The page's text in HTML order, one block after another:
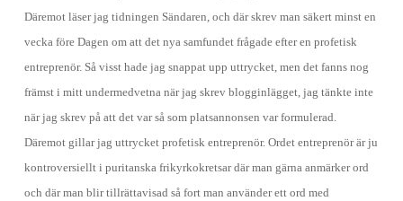
Däremot läser jag tidningen Sändaren, och där skrev man säkert minst en
vecka före Dagen om att det nya samfundet frågade efter en profetisk
entreprenör. Så visst hade jag snappat upp uttrycket, men det fanns nog
främst i mitt undermedvetna när jag skrev blogginlägget, jag tänkte inte
när jag skrev på att det var så som platsannonsen var formulerad.
Däremot gillar jag uttrycket profetisk entreprenör. Ordet entreprenör är ju
kontroversiellt i puritanska frikyrkokretsar där man gärna anmärker ord
och där man blir tillrättavisad så fort man använder ett ord med